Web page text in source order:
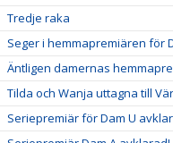
Tredje raka
Seger i hemmapremiären för
Äntligen damernas
Tilda och Wanja uttagna till
Seriepremiär för Dam U